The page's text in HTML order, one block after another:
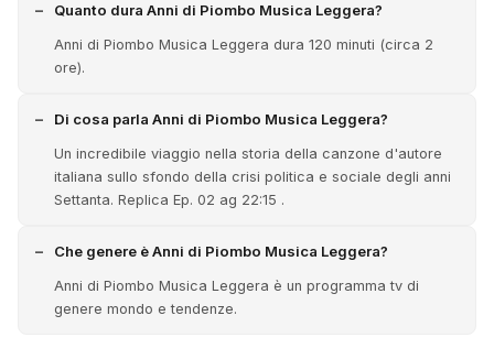
Quanto dura Anni di Piombo Musica Leggera?
Anni di Piombo Musica Leggera dura 120 minuti (circa 2
ore).
Di cosa parla Anni di Piombo Musica Leggera?
Un incredibile viaggio nella storia della canzone d'autore
italiana sullo sfondo della crisi politica e sociale degli anni
Settanta. Replica Ep. 02 ag 22:15 .
Che genere è Anni di Piombo Musica Leggera?
Anni di Piombo Musica Leggera è un programma tv di
genere mondo e tendenze.